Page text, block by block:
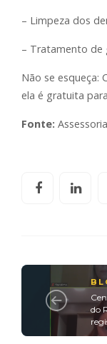
– Limpeza dos
– Tratamento de
Não se esqueça:
ela é gratuita
Fonte:
do